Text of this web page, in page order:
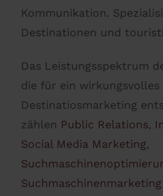
Kommunikation.
Destinationen und
Das Leistungsspektrum
die für ein
Destinatiosmarketing
zählen Public Relations,
Social Media Marketing,
Suchmaschinenmarketing